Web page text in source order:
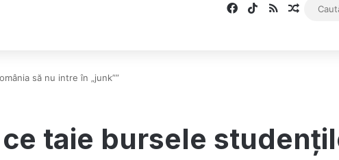
Facebook
TikTok
RSSArticol
să nu intre în „junk””
taie bursele